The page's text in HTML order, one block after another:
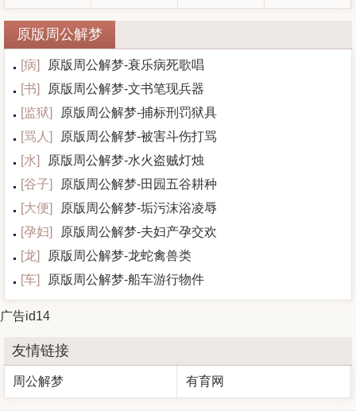
原版周公解梦
[病]
原版周公解梦-衰乐病死歌唱
[书]
原版周公解梦-文书笔现兵器
[监狱]
原版周公解梦-捕标刑罚狱具
[骂人 ]
原版周公解梦-被害斗伤打骂
[水]
原版周公解梦-水火盗贼灯烛
[谷子]
原版周公解梦-田园五谷耕种
[大便]
原版周公解梦-垢污沫浴凌辱
[孕妇]
原版周公解梦-夫妇产孕交欢
[龙]
原版周公解梦-龙蛇禽兽类
[车] 原版周公解梦-船车游行物件
广告id14
友情链接
周公解梦 有育网